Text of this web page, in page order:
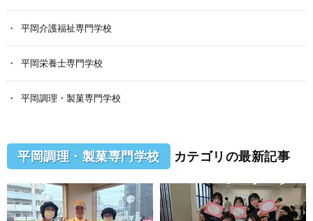
平岡介護福祉専門学校
平岡栄養士専門学校
平岡調理・製菓専門学校
平岡調理・製菓専門学校 カテゴリの最新記事